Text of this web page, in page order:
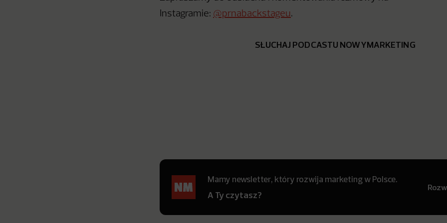
Instagramie: @prnabackstageu.
SŁUCHAJ PODCASTU NOWYMARKETING
Mamy newsletter, który rozwija marketing w Polsce.
A Ty czytasz?